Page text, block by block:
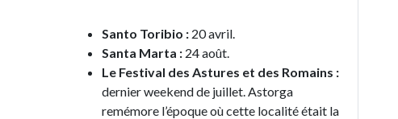
Santo Toribio : 20 avril.
Santa Marta : 24 août.
Le Festival des Astures et des Romains :
dernier weekend de juillet. Astorga
remémore l’époque où cette localité était la